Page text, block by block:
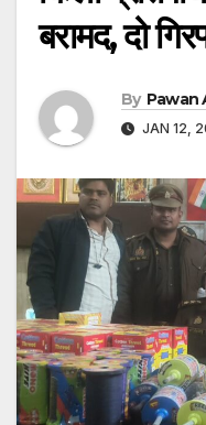
बरामद, दो
By Pawan
JAN 12,